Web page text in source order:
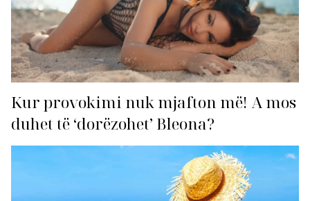
Kur provokimi nuk mjafton më! A mos
duhet të ‘dorëzohet’ Bleona?